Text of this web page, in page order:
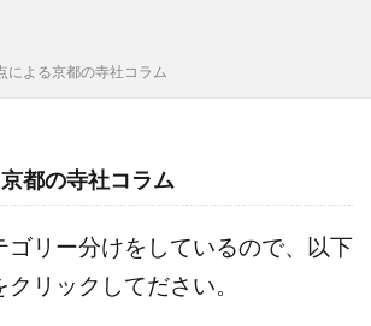
による京都の寺社コラム
都の寺社コラム
ゴリー分けをしているので、以下
リックしてださい。